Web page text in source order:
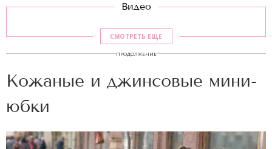
Видео
СМОТРЕТЬ ЕЩЕ
ПРОДОЛЖЕНИЕ
Кожаные и джинсовые мини-
юбки